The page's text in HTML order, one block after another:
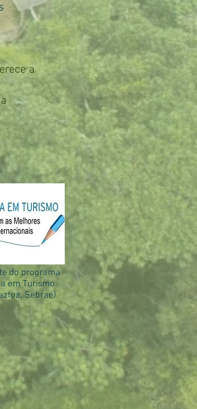
a
do programa
em Turismo
Sebrae)